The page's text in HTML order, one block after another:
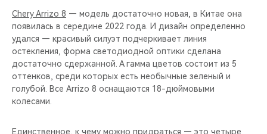
Chery Arrizo 8 — модель достаточно новая, в Китае она
появилась в середине 2022 года. И дизайн определенно
удался — красивый силуэт подчеркивает линия
остекления, форма светодиодной оптики сделана
достаточно сдержанной. А гамма цветов состоит из 5
оттенков, среди которых есть необычные зеленый и
голубой. Все Arrizo 8 оснащаются 18-дюймовыми
колесами.
Единственное, к чему можно придраться — это четыре